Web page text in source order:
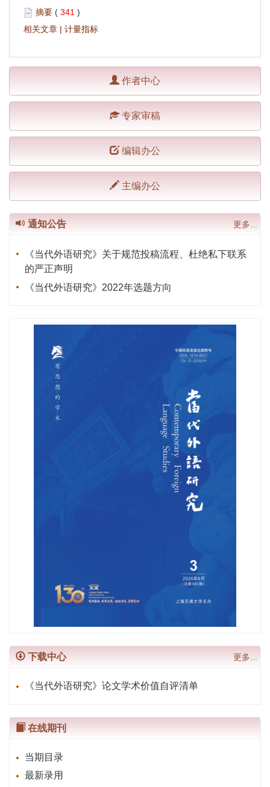
摘要 ( 341 )
相关文章 | 计量指标
作者中心
专家审稿
编辑办公
主编办公
通知公告 更多...
《当代外语研究》关于规范投稿流程、杜绝私下联系
的严正声明
《当代外语研究》2022年选题方向
下载中心 更多...
《当代外语研究》论文学术价值自评清单
在线期刊
当期目录
最新录用